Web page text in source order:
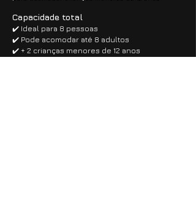
Capacidade total
✔️ Ideal para 8 pessoas
✔️ Pode acomodar até 8 adultos
✔️ + 2 crianças menores de 12 anos